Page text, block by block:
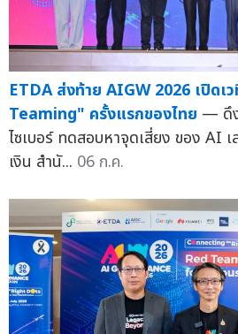
ETDA ส่งท้าย AIGW 2026 เปิดเ
Teaming" ครั้งแรกของไทย — ดึง
ไซเบอร์ ทดสอบหาจุดเสี่ยง ของ AI
เงิน สำนั... 06 ก.ค.